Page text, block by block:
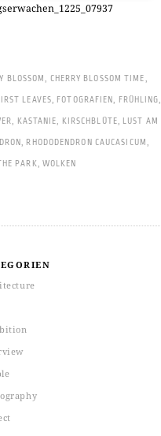
BLOSSOM, CHERRY BLOSSOM TIME,
LEAVES, FOTOGRAFIEN, FRÜHLING,
, KASTANIE, KIRSCHBLÜTE, LUST AM
, RHODODENDRON CAUCASICUM ,
PARK, WOLKEN